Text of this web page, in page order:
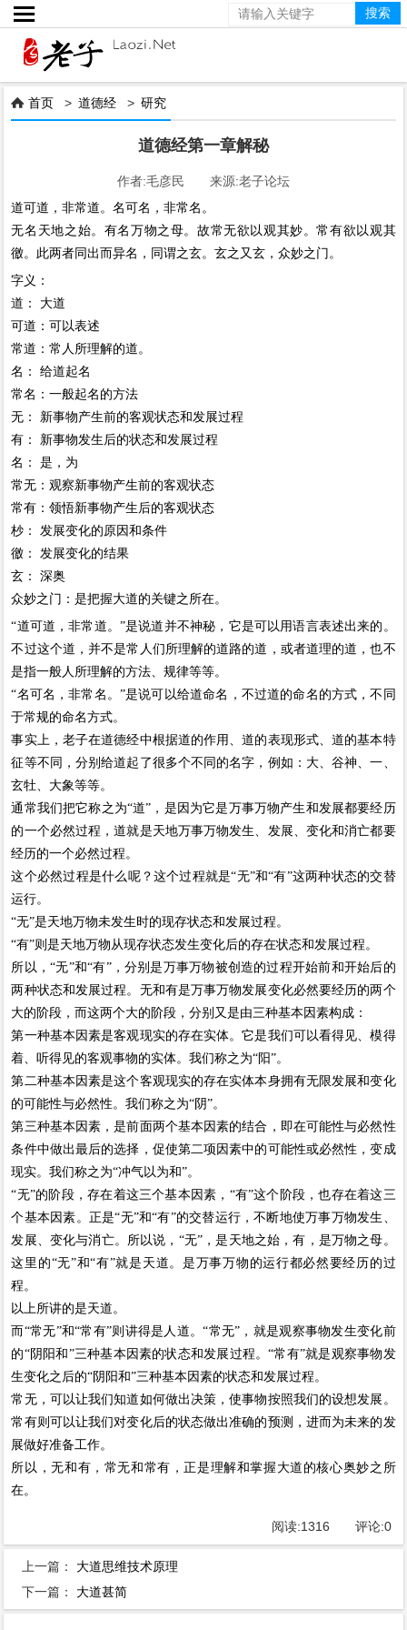

 首页 >道德经 >研究
道德经第一章解秘
作者:毛彦民 来源:老子论坛
道可道，非常道。名可名，非常名。
无名天地之始。有名万物之母。故常无欲以观其妙。常有欲以观其
徼。此两者同出而异名，同谓之玄。玄之又玄，众妙之门。
字义：
道： 大道
可道：可以表述
常道：常人所理解的道。
名： 给道起名
常名：一般起名的方法
无： 新事物产生前的客观状态和发展过程
有： 新事物发生后的状态和发展过程
名： 是，为
常无：观察新事物产生前的客观状态
常有：领悟新事物产生后的客观状态
杪： 发展变化的原因和条件
徼： 发展变化的结果
玄： 深奥
众妙之门：是把握大道的关键之所在。
“道可道，非常道。”是说道并不神秘，它是可以用语言表述出来的。
不过这个道，并不是常人们所理解的道路的道，或者道理的道，也不
是指一般人所理解的方法、规律等等。
“名可名，非常名。”是说可以给道命名，不过道的命名的方式，不同
于常规的命名方式。
事实上，老子在道德经中根据道的作用、道的表现形式、道的基本特
征等不同，分别给道起了很多个不同的名字，例如：大、谷神、一、
玄牡、大象等等。
通常我们把它称之为“道”，是因为它是万事万物产生和发展都要经历
的一个必然过程，道就是天地万事万物发生、发展、变化和消亡都要
经历的一个必然过程。
这个必然过程是什么呢？这个过程就是“无”和“有”这两种状态的交替
运行。
“无”是天地万物未发生时的现存状态和发展过程。
“有”则是天地万物从现存状态发生变化后的存在状态和发展过程。
所以，“无”和“有”，分别是万事万物被创造的过程开始前和开始后的
两种状态和发展过程。无和有是万事万物发展变化必然要经历的两个
大的阶段，而这两个大的阶段，分别又是由三种基本因素构成：
第一种基本因素是客观现实的存在实体。它是我们可以看得见、模得
着、听得见的客观事物的实体。我们称之为“阳”。
第二种基本因素是这个客观现实的存在实体本身拥有无限发展和变化
的可能性与必然性。我们称之为“阴”。
第三种基本因素，是前面两个基本因素的结合，即在可能性与必然性
条件中做出最后的选择，促使第二项因素中的可能性或必然性，变成
现实。我们称之为“冲气以为和”。
“无”的阶段，存在着这三个基本因素，“有”这个阶段，也存在着这三
个基本因素。正是“无”和“有”的交替运行，不断地使万事万物发生、
发展、变化与消亡。所以说，“无”，是天地之始，有，是万物之母。
这里的“无”和“有”就是天道。是万事万物的运行都必然要经历的过
程。
以上所讲的是天道。
而“常无”和“常有”则讲得是人道。“常无”，就是观察事物发生变化前
的“阴阳和”三种基本因素的状态和发展过程。“常有”就是观察事物发
生变化之后的“阴阳和”三种基本因素的状态和发展过程。
常无，可以让我们知道如何做出决策，使事物按照我们的设想发展。
常有则可以让我们对变化后的状态做出准确的预测，进而为未来的发
展做好准备工作。
所以，无和有，常无和常有，正是理解和掌握大道的核心奥妙之所
在。
阅读:1316 评论:0
上一篇： 大道思维技术原理
下一篇： 大道甚简